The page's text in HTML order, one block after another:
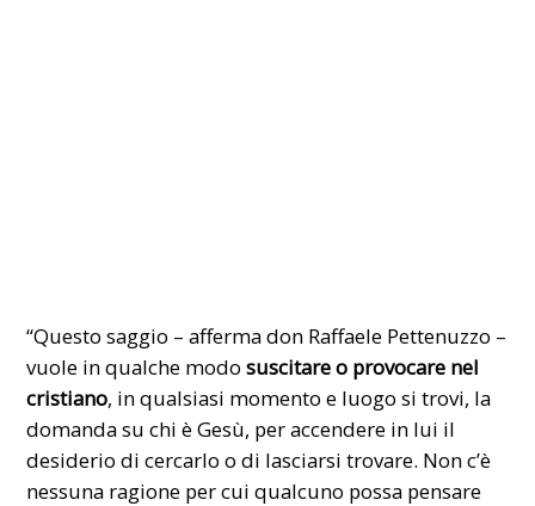
“Questo saggio – afferma don Raffaele Pettenuzzo –
vuole in qualche modosuscitare o provocare nel
cristiano, in qualsiasi momento e luogo si trovi, la
domanda su chi è Gesù, per accendere in lui il
desiderio di cercarlo o di lasciarsi trovare. Non c’è
nessuna ragione per cui qualcuno possa pensare